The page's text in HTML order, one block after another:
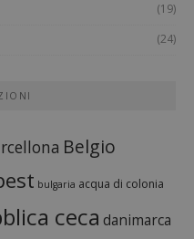
(19)
(24)
Belgio
bulgaria acqua di colonia
ceca danimarca